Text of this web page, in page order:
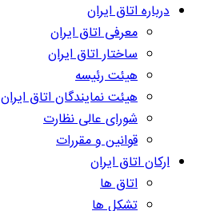
درباره اتاق ایران
معرفی اتاق ایران
ساختار اتاق ایران
هیئت رئیسه
هیئت نمایندگان اتاق ایران
شورای عالی نظارت
قوانین و مقررات
ارکان اتاق ایران
اتاق ها
تشکل ها